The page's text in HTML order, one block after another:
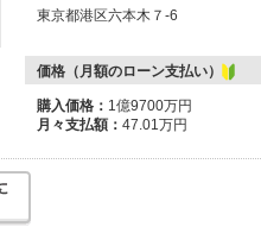
東京都港区六本木７-6
価格（月額のローン支払い）
購入価格： 1億9700万円
月々支払額： 47.01万円